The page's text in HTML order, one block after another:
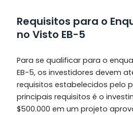
Requisitos para o
no Visto EB-5
Para se qualificar para o
EB-5, os investidores devem
requisitos estabelecidos pelo
principais requisitos é o
$500.000 em um projeto